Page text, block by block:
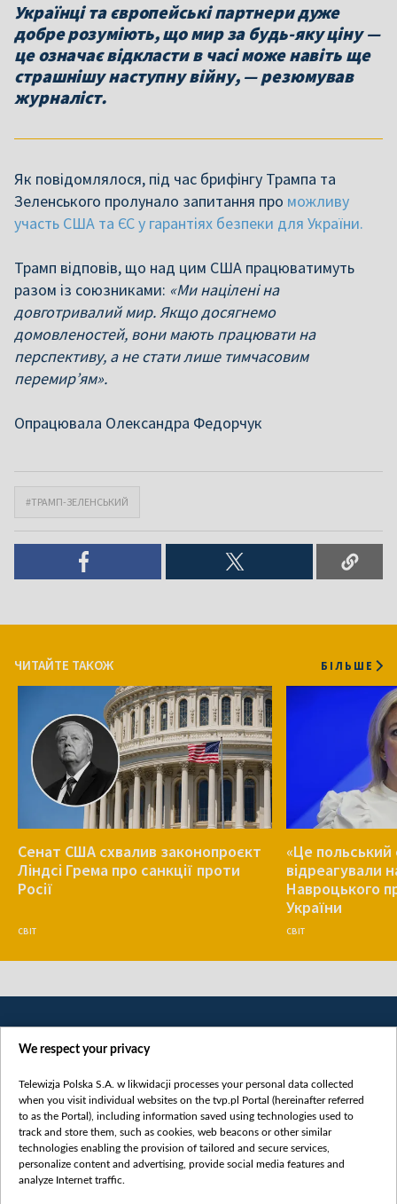
Українці та європейські партнери дуже
добре розуміють, що мир за будь-яку ціну —
це означає відкласти в часі може навіть ще
страшнішу наступну війну, — резюмував
журналіст.
Як повідомлялося, під час брифінгу Трампа та
Зеленського пролунало запитання про можливу
участь США та ЄС у гарантіях безпеки для України.
Трамп відповів, що над цим США працюватимуть
разом із союзниками: «Ми націлені на
довготривалий мир. Якщо досягнемо
домовленостей, вони мають працювати на
перспективу, а не стати лише тимчасовим
перемир’ям».
Опрацювала Олександра Федорчук
#ТРАМП-ЗЕЛЕНСЬКИЙ
ЧИТАЙТЕ ТАКОЖ БІЛЬШЕ
Сенат США схвалив законопроєкт
Ліндсі Грема про санкції проти
Росії
СВІТ
«Це польський
відреагували
Навроцького
України
СВІТ
Категорії
Новини
We respect your privacy
Telewizja Polska S.A. w likwidacji processes your personal data collected
when you visit individual websites on the tvp.pl Portal (hereinafter referred
to as the Portal), including information saved using technologies used to
track and store them, such as cookies, web beacons or other similar
technologies enabling the provision of tailored and secure services,
personalize content and advertising, provide social media features and
analyze Internet traffic.